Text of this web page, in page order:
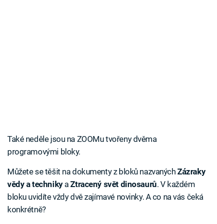
Také neděle jsou na ZOOMu tvořeny dvěma
programovými bloky.
Můžete se těšit na dokumenty z bloků nazvanýchZázraky
vědy a technikyaZtracený svět dinosaurů. V každém
bloku uvidíte vždy dvě zajímavé novinky. A co na vás čeká
konkrétně?